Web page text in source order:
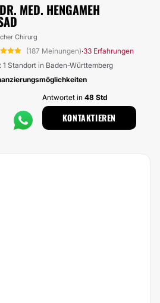
MED. HENGAMEH
Chirurg
(187 Meinungen)·33 Erfahrungen
1 Standort in Baden-Württemberg
Antwortet in 48 Std
KONTAKTIEREN